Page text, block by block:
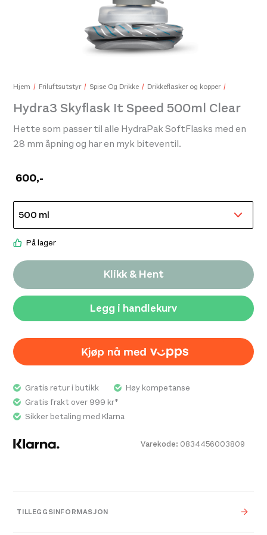
Hjem Friluftsutstyr Spise Og Drikke Drikkeflasker og kopper
Hydra3 Skyflask It Speed 500ml Clear
600,-
Hette som passer til alle HydraPak SoftFlasks med en
28 mm åpning og har en myk biteventil.
På lager
Klikk & Hent
Legg i handlekurv
Varekode: 0834456003809
Gratis retur i butikk
Høy kompetanse
Gratis frakt over 999 kr*
Sikker betaling med Klarna
TILLEGGSINFORMASJON